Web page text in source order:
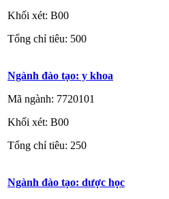
Khối xét: B00
Tổng chỉ tiêu: 500
Ngành đào tạo: y khoa
Mã ngành: 7720101
Khối xét: B00
Tổng chỉ tiêu: 250
Ngành đào tạo: dược học